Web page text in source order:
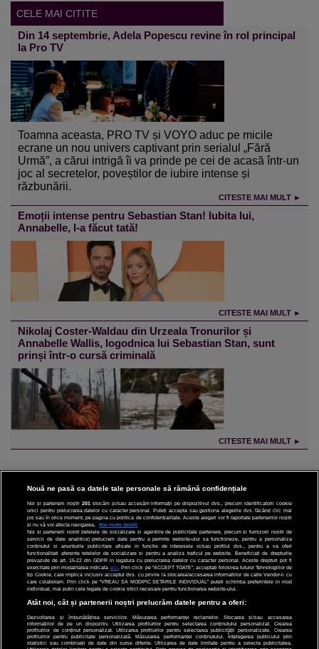
CELE MAI CITITE
Din 14 septembrie, Adela Popescu revine în rol principal
la Pro TV
Toamna aceasta, PRO TV și VOYO aduc pe micile
ecrane un nou univers captivant prin serialul „Fără
Urmă”, a cărui intrigă îi va prinde pe cei de acasă într-un
joc al secretelor, poveștilor de iubire intense și
răzbunării.
CITESTE MAI MULT ►
Emoții intense pentru Sebastian Stan! Iubita lui,
Annabelle, l-a făcut tată!
CITESTE MAI MULT ►
Nikolaj Coster-Waldau din Urzeala Tronurilor și
Annabelle Wallis, logodnica lui Sebastian Stan, sunt
prinși într-o cursă criminală
CITESTE MAI MULT ►
CINEMA
DIVERTISMENT
STIRI
TEHNOLOGIE
SPORT
JOBURI PRO
Nouă ne pasă ca datele tale personale să rămână confidențiale
Noi și partenerii noștri 201 stocăm și/sau accesăm informații pe dispozitivul dvs., precum identificatorii cookie
unici pentru prelucrarea datelor cu caracter personal. Puteți accepta sau gestiona alegerile dvs. făcând clic mai
jos sau în orice moment, pe pagina cu politica de confidențialitate. Aceste alegeri vor fi raportate partenerilor noștri
și nu vă vor afecta navigarea.
Mai multe detalii
Noi si partenerii nostri (retelele de socializare si agentiile de publicitate partenere, precum si furnizorii nostri de
servicii de date analitice) prelucram date pentru a permite website-ului sa functioneze, pentru a personaliza
continutul si anunturile publicitare afisate in functie de interesele si/sau profilul dvs., pentru a va oferi
functionalitati aferente retelelor de socializare si pentru a analiza traficul pe website. Beneficiati de drepturile
prevazute de art. 15-22 din GDPR in legatura cu prelucrarea datelor cu caracter personal. Aceste drepturi pot fi
exercitate prin modalitatea indicataaici . Prin click pe “ACCEPT TOATE”, acceptati folosirea tuturor Tehnologiilor de
tip Cookie, care implica inclusiv acceptul dvs. cu privire la stocarea/accesarea informatiilor de catre Vendor-ii cu
care colaboram. Prin click pe “VREAU SA MODIFIC SETARILE INDIVIDUAL” puteti schimba preferintele in mod
individual, mai putin cele legate de cookie strict necesare pentru functionarea website-ului.
Atât noi, cât și partenerii noștri prelucrăm datele pentru a oferi:
Dezvoltarea și îmbunătățirea serviciilor. Măsurarea performanței reclamelor. Stocarea și/sau accesarea
informațiilor de pe un dispozitiv. Utilizarea profilurilor pentru selectarea conținutului personalizat. Crearea
profilurilor de conținut personalizat. Utilizarea profilurilor pentru selectarea publicității personalizate. Crearea
profilurilor pentru publicitate personalizată. Măsurarea performanței conținutului. Înțelegerea publicului prin
statistici sau combinații de date din surse diferite. Utilizarea de date limitate pentru a selecta publicitatea.